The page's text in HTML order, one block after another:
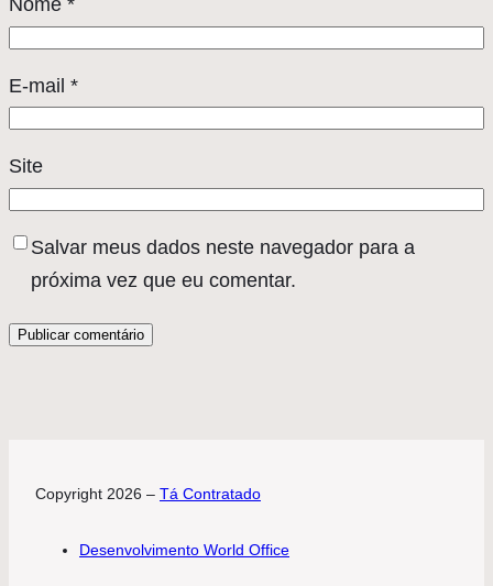
Nome *
E-mail *
Site
Salvar meus dados neste navegador para a
próxima vez que eu comentar.
Copyright 2026 – Tá Contratado
Desenvolvimento World Office